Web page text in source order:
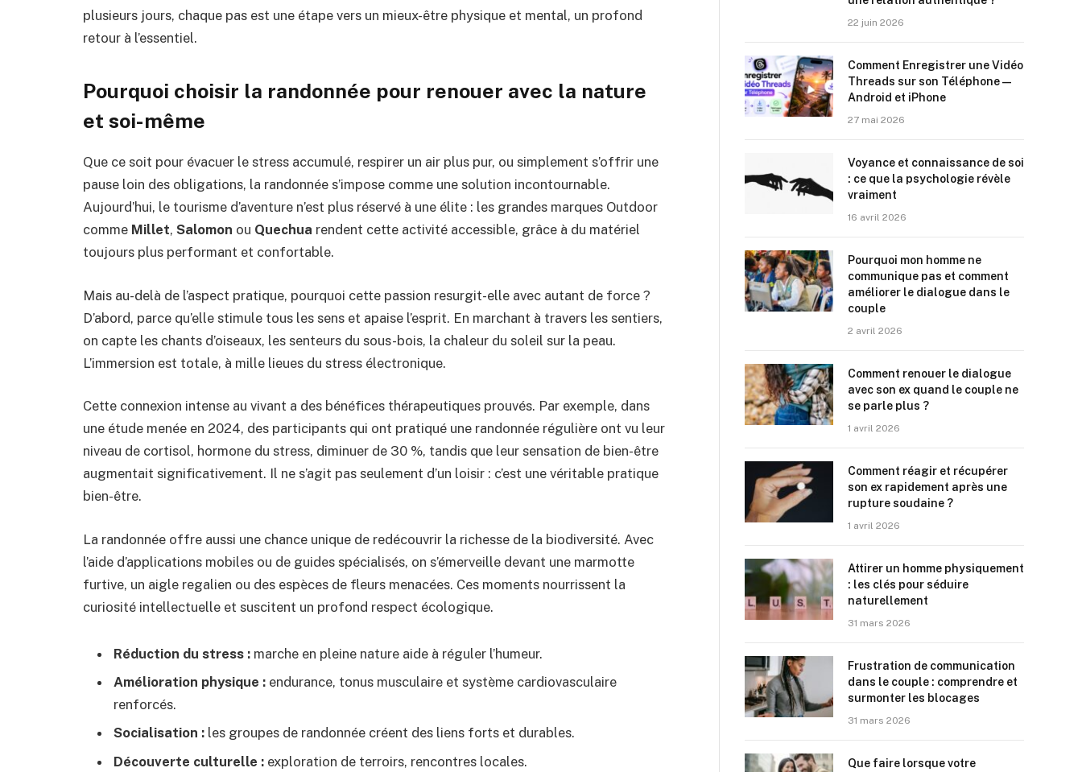
plusieurs jours, chaque pas est une étape vers un mieux-être physique et mental, un profond
retour à l’essentiel.
Pourquoi choisir la randonnée pour renouer avec la nature
et soi-même
Que ce soit pour évacuer le stress accumulé, respirer un air plus pur, ou simplement s’offrir une
pause loin des obligations, la randonnée s’impose comme une solution incontournable.
Aujourd’hui, le tourisme d’aventure n’est plus réservé à une élite : les grandes marques Outdoor
comme Millet, Salomon ou Quechua rendent cette activité accessible, grâce à du matériel
toujours plus performant et confortable.
Mais au-delà de l’aspect pratique, pourquoi cette passion resurgit-elle avec autant de force ?
D’abord, parce qu’elle stimule tous les sens et apaise l’esprit. En marchant à travers les sentiers,
on capte les chants d’oiseaux, les senteurs du sous-bois, la chaleur du soleil sur la peau.
L’immersion est totale, à mille lieues du stress électronique.
Cette connexion intense au vivant a des bénéfices thérapeutiques prouvés. Par exemple, dans
une étude menée en 2024, des participants qui ont pratiqué une randonnée régulière ont vu leur
niveau de cortisol, hormone du stress, diminuer de 30 %, tandis que leur sensation de bien-être
augmentait significativement. Il ne s’agit pas seulement d’un loisir : c’est une véritable pratique
bien-être.
La randonnée offre aussi une chance unique de redécouvrir la richesse de la biodiversité. Avec
l’aide d’applications mobiles ou de guides spécialisés, on s’émerveille devant une marmotte
furtive, un aigle regalien ou des espèces de fleurs menacées. Ces moments nourrissent la
curiosité intellectuelle et suscitent un profond respect écologique.
Réduction du stress : marche en pleine nature aide à réguler l’humeur.
Amélioration physique : endurance, tonus musculaire et système cardiovasculaire
renforcés.
Socialisation : les groupes de randonnée créent des liens forts et durables.
Découverte culturelle : exploration de terroirs, rencontres locales.
22 juin 2026
Comment Enregistrer une Vidéo
Threads sur son Téléphone —
Android et iPhone
27 mai 2026
Voyance et connaissance de soi
: ce que la psychologie révèle
vraiment
16 avril 2026
Pourquoi mon homme ne
communique pas et comment
améliorer le dialogue dans le
couple
2 avril 2026
Comment renouer le dialogue
avec son ex quand le couple ne
se parle plus ?
1 avril 2026
Comment réagir et récupérer
son ex rapidement après une
rupture soudaine ?
1 avril 2026
Attirer un homme physiquement
: les clés pour séduire
naturellement
31 mars 2026
Frustration de communication
dans le couple : comprendre et
surmonter les blocages
31 mars 2026
Que faire lorsque votre